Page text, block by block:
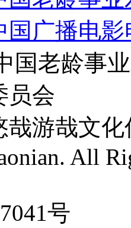
国广播电
国老龄事
员会
哉游哉文
All
号